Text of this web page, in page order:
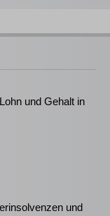
und Gehalt in
und